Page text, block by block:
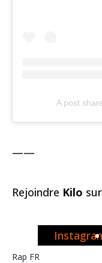
A post
——
Rejoindre Kilo
Rap FR